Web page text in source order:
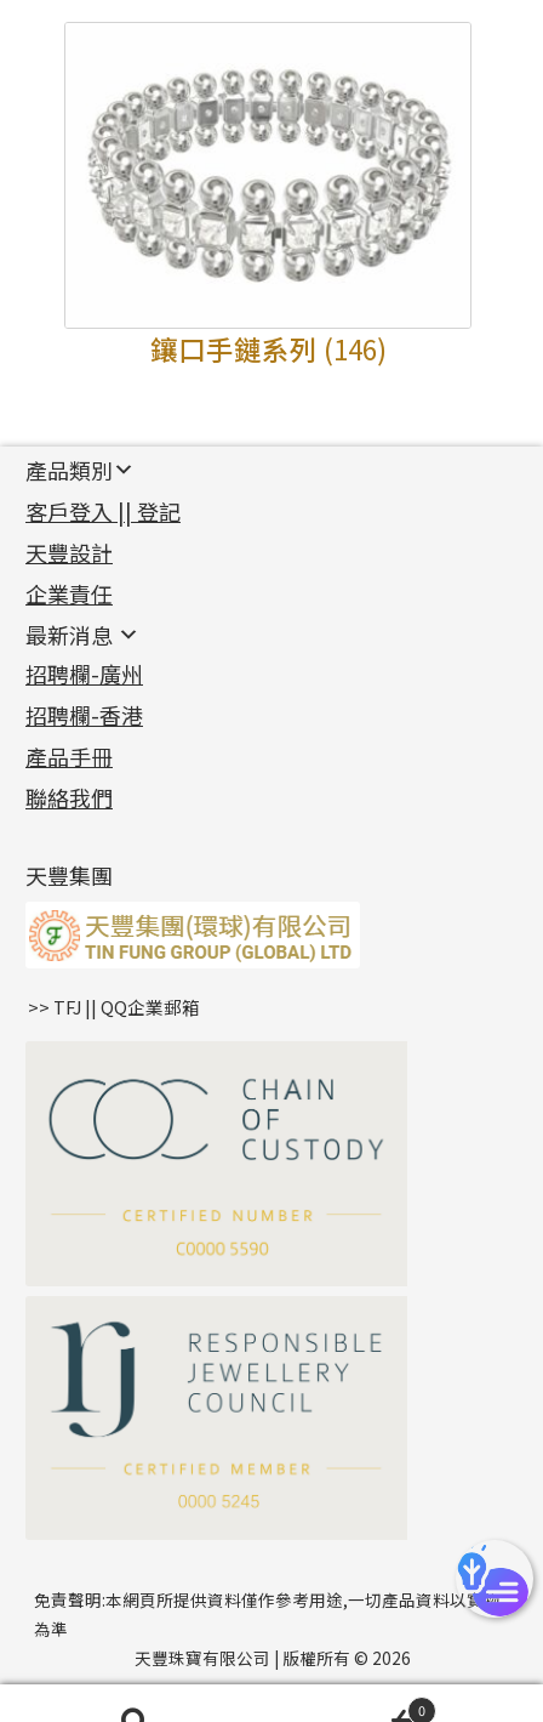
鑲口手鏈系列 (146)
公司名稱
聯絡電話
產品類別
新產品
足金系列
足金配件
機織鏈系列
珠仔鏈
镶口链
管狀網鏈
十字車花鏈系列
十字閃O鏈系列
十字錘打鏈系列
側身車花鏈系列
側身鏈系列
雙十字鏈系列
蛇骨鏈系列
鏈尾系列
嘴唇鏈系列
S車花鏈系列
珍珠鏈系列
坦克鏈系列
滿天星鏈系列
方假繩鏈系列
首飾配件
耳環類配件
卷迫系列
螺絲迫系列
梅花迫系列
平臺迫系列
綫拍系列
美拍系列
耳環扣系列
耳環爪頭
耳環
鏈類配件
動感車花吊墜
調節珠系列
生圈扣系列
龍蝦扣系列
鴨俐制系列
字母吊墜
項鏈吊墜
生肖吊墜
星座吊墜
珠扣
其他類配件
珠盤系列
袖口鈕系列
焊片及鐳射綫
空心車花管
珠類配件
無孔光身珠
空心光身珠
無孔批花珠
鑲口類
四爪頭系列
六爪頭系列
車花片
動感車花片
鑲口戒指
鑲口手鏈系列
首飾系列
手镯系列
戒指系列
空心耳環
空心车花管首饰链
空心手鐲系列
貴金屬原料
千足金
記憶金屬系列
記憶戒指
拉簧珠珠手鏈
記憶鈦手鐲
客戶登入 || 登記
天豐設計
企業責任
最新消息
最新消息
各項證書(2)
相片集(9)
展覽會資訊
最新產品資訊
招聘欄-廣州
招聘欄-香港
產品手冊
聯絡我們
天豐集團
>> TFJ || QQ企業郵箱
免責聲明:本網頁所提供資料僅作參考用途,一切產品資料以實物
為準
天豐珠寶有限公司 | 版權所有 © 2026
0